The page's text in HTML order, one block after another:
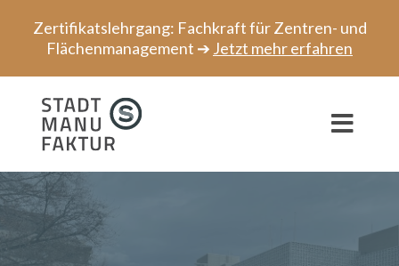
springen
Zertifikatslehrgang: Fachkraft für Zentren- und
Flächenmanagement ➔ Jetzt mehr erfahren
Beratung
Projekte